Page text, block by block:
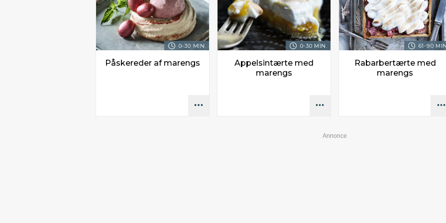
0-30 MIN.
Påskereder af marengs
0-30 MIN.
Appelsintærte med
marengs
61-90
Rabarbertærte med
marengs